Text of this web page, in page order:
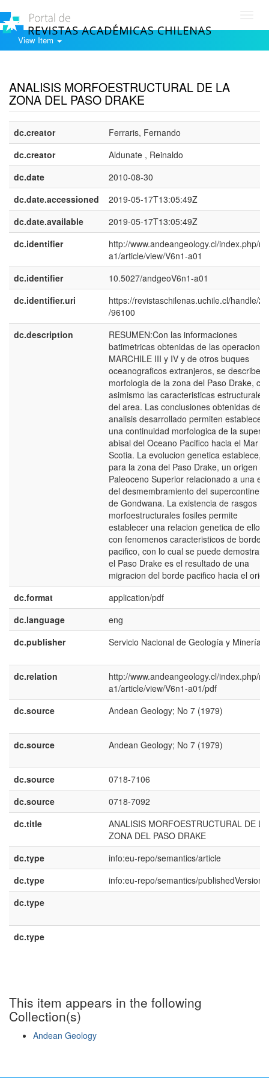
View Item
ANALISIS MORFOESTRUCTURAL DE LA
ZONA DEL PASO DRAKE
dc.creator
Ferraris, Fernando
dc.creator
Aldunate , Reinaldo
dc.date
2010-08-30
dc.date.accessioned
2019-05-17T13:05:49Z
dc.date.available
2019-05-17T13:05:49Z
dc.identifier
http://www.andeangeology.cl/index.php/
a1/article/view/V6n1-a01
dc.identifier
10.5027/andgeoV6n1-a01
dc.identifier.uri
https://revistaschilenas.uchile.cl/handle/
/96100
dc.description
RESUMEN:Con las informaciones
batimetricas obtenidas de las operaciones
MARCHILE III y IV y de otros buques
oceanograficos extranjeros, se describe la
morfologia de la zona del Paso Drake,
asimismo las caracteristicas estructurales
del area. Las conclusiones obtenidas del
analisis desarrollado permiten establecer
una continuidad morfologica de la
abisal del Oceano Pacifico hacia el Mar
Scotia. La evolucion genetica establece,
para la zona del Paso Drake, un origen
Paleoceno Superior relacionado a una
del desmembramiento del
de Gondwana. La existencia de rasgos
morfoestructurales fosiles permite
establecer una relacion genetica de ellos
con fenomenos caracteristicos de borde
pacifico, con lo cual se puede demostrar
el Paso Drake es el resultado de una
migracion del borde pacifico hacia el
dc.format
application/pdf
dc.language
eng
dc.publisher
Servicio Nacional de Geología y Minería
dc.relation
http://www.andeangeology.cl/index.php/
a1/article/view/V6n1-a01/pdf
dc.source
Andean Geology; No 7 (1979)
dc.source Andean Geology; No 7 (1979)
dc.source
0718-7106
dc.source
0718-7092
dc.title
ANALISIS MORFOESTRUCTURAL DE LA
ZONA DEL PASO DRAKE
dc.type
info:eu-repo/semantics/article
dc.type
info:eu-repo/semantics/publishedVersion
dc.type
dc.type
This item appears in the following
Collection(s)
Andean Geology